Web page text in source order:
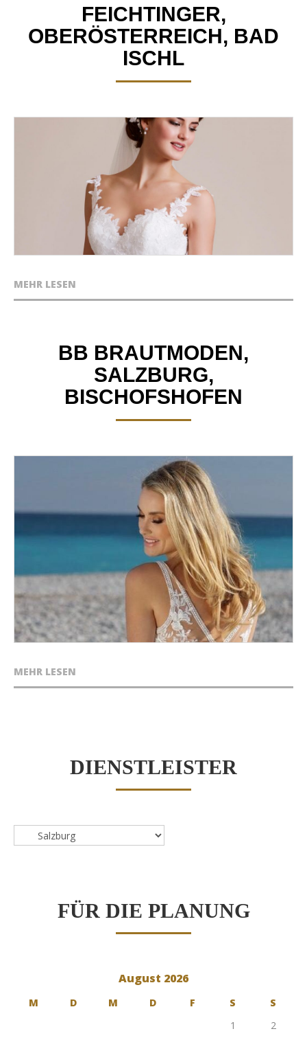
FEICHTINGER,
OBERÖSTERREICH, BAD
ISCHL
MEHR LESEN
BB BRAUTMODEN,
SALZBURG,
BISCHOFSHOFEN
MEHR LESEN
DIENSTLEISTER
Dienstleister
FÜR DIE PLANUNG
August 2026
M D M D F S
S
1
2